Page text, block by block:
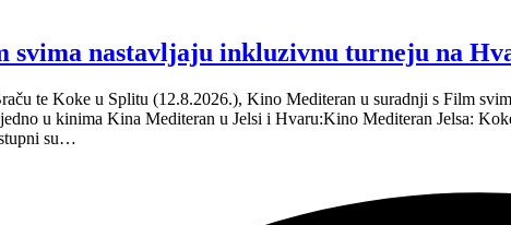
svima nastavljaju inkluzivnu turneju na
te Koke u Splitu (12.8.2026.), Kino Mediteran u suradnji s Film
u kinima Kina Mediteran u Jelsi i Hvaru:Kino Mediteran Jelsa:
su…